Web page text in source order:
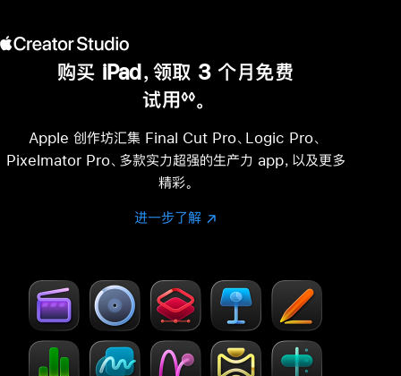
购买 iPad，领取 3 个月免费
试用
注
◊◊。
Apple 创作坊汇集 Final Cut Pro、Logic Pro、
Pixelmator Pro、多款实力超强的生产力 app，以及更多
精彩。
进一步了解 进
了
Creator Studio
(在
口
打
开)